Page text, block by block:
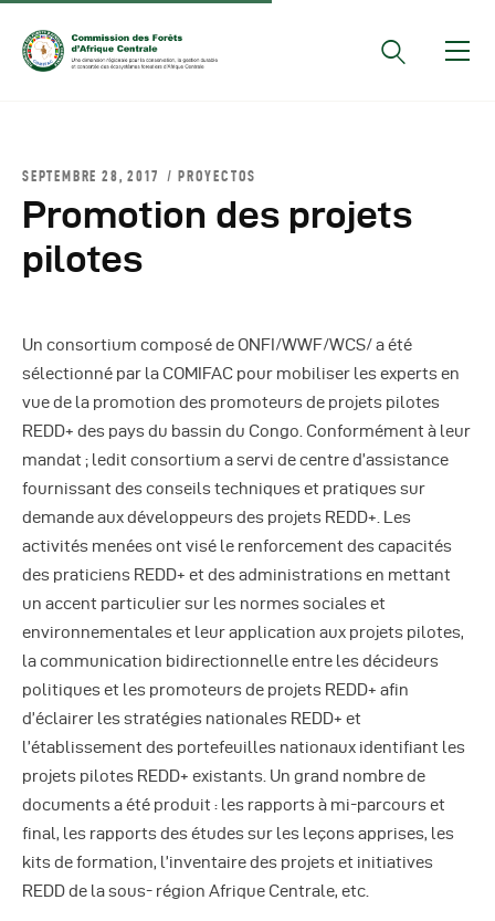
Conseils Des Ministres
Comptes Rendus De
Réunions Sous-
Publications
COMIFAC Newsletter
Réunions Réseaux
CEFDHAC
SEPTEMBRE 28, 2017 PROYECTOS
Promotion des projets
pilotes
Un consortium composé de ONFI/WWF/WCS/ a été
sélectionné par la COMIFAC pour mobiliser les experts en
vue de la promotion des promoteurs de projets pilotes
REDD+ des pays du bassin du Congo. Conformément à leur
mandat ; ledit consortium a servi de centre d’assistance
fournissant des conseils techniques et pratiques sur
demande aux développeurs des projets REDD+. Les
activités menées ont visé le renforcement des capacités
des praticiens REDD+ et des administrations en mettant
un accent particulier sur les normes sociales et
environnementales et leur application aux projets pilotes,
la communication bidirectionnelle entre les décideurs
politiques et les promoteurs de projets REDD+ afin
d’éclairer les stratégies nationales REDD+ et
l’établissement des portefeuilles nationaux identifiant les
projets pilotes REDD+ existants. Un grand nombre de
documents a été produit : les rapports à mi-parcours et
final, les rapports des études sur les leçons apprises, les
kits de formation, l’inventaire des projets et initiatives
REDD de la sous- région Afrique Centrale, etc.